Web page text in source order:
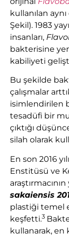
kullanılan
Şekil). 1983
insanları,
bakterisine
kabiliyeti
Bu şekilde
çalışmalar
isimlendirilen
tesadüfi bir
çıktığı
silah olarak
En son 2016
Enstitüsü ve
sakaiensis
plastiği temel
keşfetti.3
kullanarak, en